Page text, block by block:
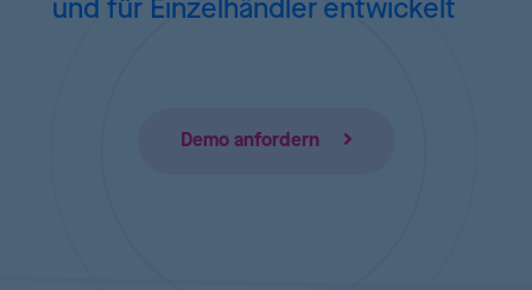
und für Einzelhändler entwickelt
Demo anfordern